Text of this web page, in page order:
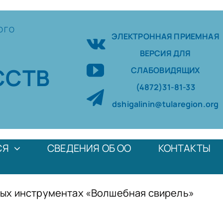
ЭЛЕКТРОННАЯ ПРИЕМНАЯ
ВЕРСИЯ ДЛЯ
СЛАБОВИДЯЩИХ
(4872)31-81-33
dshigalinin@tularegion.org
СВЕДЕНИЯ ОБ ОО КОНТАКТЫ
инструментах «Волшебная свирель»